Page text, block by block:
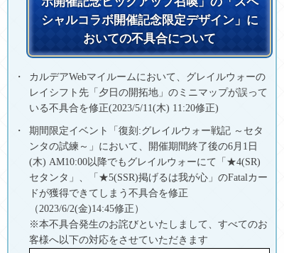
シャルコラボ開催記念限定デザイン」に
おいての不具合について
カルデアWebマイルームにおいて、グレイルウォーの
レイシフト先「夕日の開拓地」のミニマップが誤って
いる不具合を修正(2023/5/11(木) 11:20修正)
期間限定イベント「復刻:グレイルウォー戦記 ～セタ
ンタの試練～」において、開催期間終了後の6月1日
(木) AM10:00以降でもグレイルウォーにて「★4(SR)
セタンタ」、「★5(SSR)掲げるは我が心」のFatalカー
ドが獲得できてしまう不具合を修正
（2023/6/2(金)14:45修正）
※本不具合発生のお詫びといたしまして、すべてのお
客様へ以下の対応をさせていただきます